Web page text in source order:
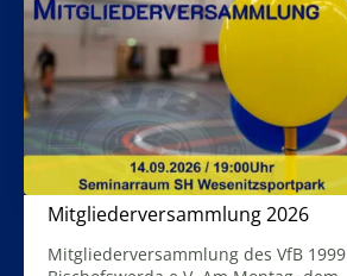
Mitgliederversammlung 2026
Mitgliederversammlung des VfB 1999